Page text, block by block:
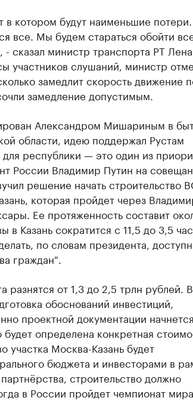
в котором будут наименьшие потери.
все. Мы будем стараться обойти
- сказал министр транспорта РТ
участников слушаний, министр
замедлит скорость движение
замедление допустимым.
Александром Мишариным в
области, идею поддержал Рустам
республики — это один из
России Владимир Путин на
решение начать строительство
которая пройдет через
Ее протяженность составит
в Казань сократится с 11,5 до 3,5
по словам президента,
граждан".
разнятся от 1,3 до 2,5 трлн рублей. В
обоснований инвестиций,
проектной документации начнется
определена конкретная
участка Москва-Казань будет
бюджета и инвесторами в
строительство должно
в России пройдет чемпионат